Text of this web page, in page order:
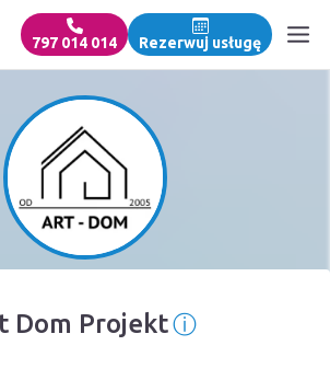
797 014 014 Rezerwuj usługę
Dom ProjektⓘInformacja